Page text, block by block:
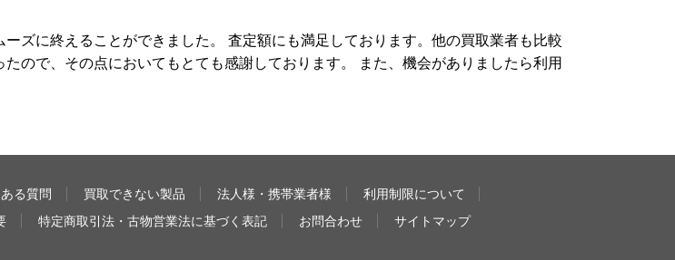
ズに終えることができました。 査定額にも満足しております。他の買取業者も比較
ので、その点においてもとても感謝しております。 また、機会がありましたら利用
る質問 買取できない製品 法人様・携帯業者様
利用制限について
特定商取引法・古物営業法に基づく表記 お問合わせ サイトマップ